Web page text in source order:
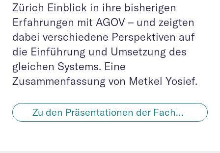
Zürich Einblick in ihre bisherigen
Erfahrungen mit AGOV – und zeigten
dabei verschiedene Perspektiven auf
die Einführung und Umsetzung des
gleichen Systems. Eine
Zusammenfassung von Metkel Yosief.
Zu den Präsentationen der Fachgruppensitzung